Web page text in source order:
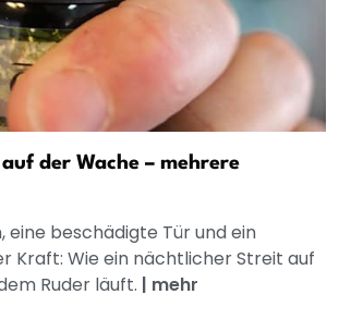
der Wache – mehrere
eine beschädigte Tür und ein
Kraft: Wie ein nächtlicher Streit auf
Ruder läuft. | mehr